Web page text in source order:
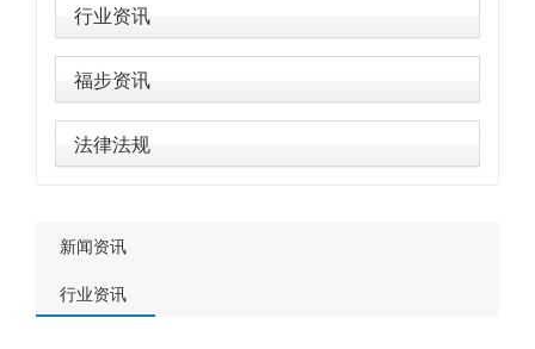
行业资讯
福步资讯
法律法规
新闻资讯
行业资讯